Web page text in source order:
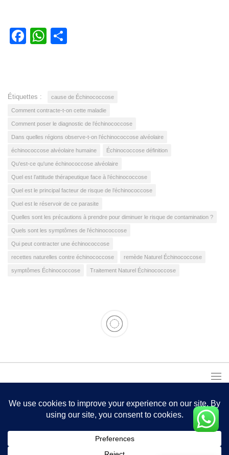
Facebook
WhatsApp
Étiquettes : cause de Échinococcose
Comment contracte-t-on cette maladie
Comment poser le diagnostic de l’échinococcose
Dans quelles régions observe-t-on l’échinococcose alvéolaire
échinococcose alvéolaire humaine Échinococcose définition
Qu'est-ce qu'une échinococcose alvéolaire
Quel est l’attitude thérapeutique face à l’échinococcose
Quel est le principal facteur de risque de l’échinococcose
Quel est le réservoir de ce parasite
Quelles sont les précautions à prendre pour diminuer le risque de contamination ?
Quels sont les symptômes de l’échinococcose
Qui peut contracter une échinococcose
recettes naturelles contre échinococcose remède Naturel Échinococcose
symptômes Échinococcose Traitement Naturel Échinococcose